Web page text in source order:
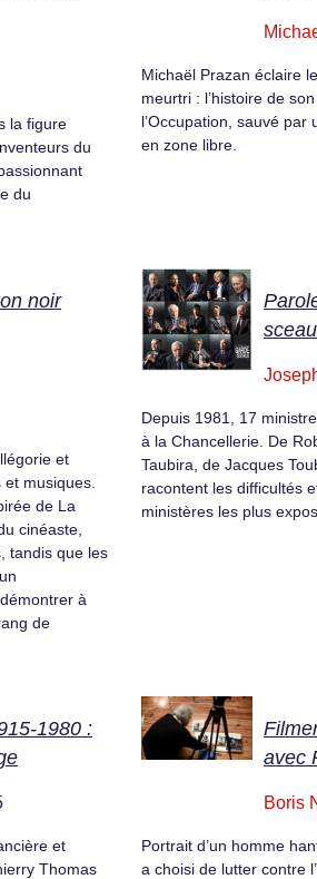
la figure
du
du
Michaël Prazan éclaire
meurtri : l’histoire de
l’Occupation, sauvé
en zone libre.
noir
et
musiques.
de La
cinéaste,
tandis que les
à
de
Depuis 1981, 17
à la Chancellerie. De
Taubira, de Jacques
racontent les difficultés
ministères les plus
1980 :
et
Thomas
avec
Boris
Portrait d’un homme
a choisi de lutter contre